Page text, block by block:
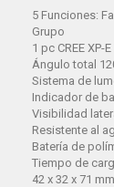
5 Funciones:
Grupo
1 pc CREE XP-
Ángulo total
Sistema de
Indicador de
Visibilidad
Resistente al
Batería de
Tiempo de
42 x 32 x 71